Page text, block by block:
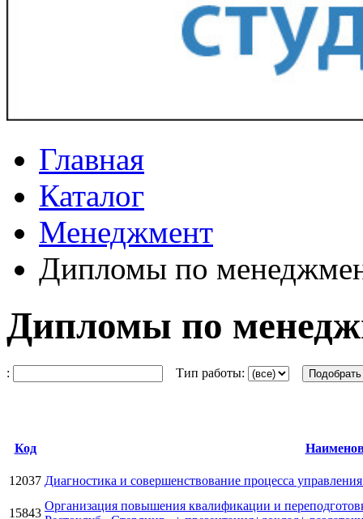
Главная
Каталог
Менеджмент
Дипломы по
Дипломы по
: Тип работы:
Код
12037 Диагностика и совершенствование процесса
15843
Организация повышения квалификации и